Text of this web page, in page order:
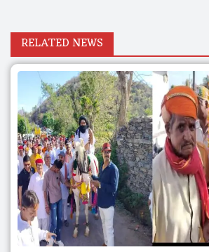
RELATED NEWS